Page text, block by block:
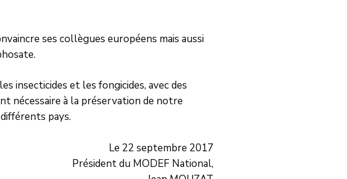
ses collègues européens mais aussi
insecticides et les fongicides, avec des
nécessaire à la préservation de notre
pays.
Le 22 septembre 2017
Président du MODEF National,